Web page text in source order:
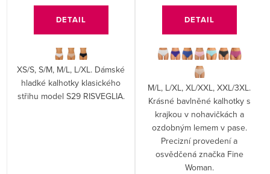
DETAIL
XS/S, S/M, M/L, L/XL. Dámské
hladké kalhotky klasického
střihu model S29 RISVEGLIA.
DETAIL
M/L, L/XL, XL/XXL, XXL/3XL.
Krásné bavlněné kalhotky s
krajkou v nohavičkách a
ozdobným lemem v pase.
Precizní provedení a
osvědčená značka Fine
Woman.